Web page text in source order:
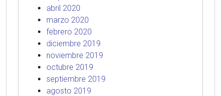
abril 2020
marzo 2020
febrero 2020
diciembre 2019
noviembre 2019
octubre 2019
septiembre 2019
agosto 2019